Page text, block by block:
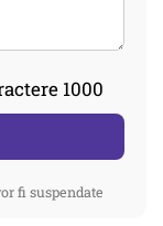
1000
fi suspendate